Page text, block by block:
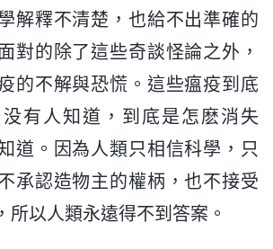
解釋不清楚，也給不出準確的
對的除了這些奇談怪論之外，
的不解與恐慌。這些瘟疫到底
有人知道，到底是怎麽消失
道。因為人類只相信科學，只
承認造物主的權柄，也不接受
所以人類永遠得不到答案。